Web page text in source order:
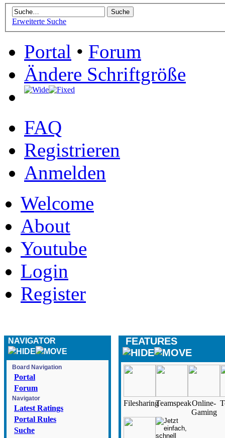
Erweiterte Suche
Portal • Forum
Ändere Schriftgröße
FAQ
Registrieren
Anmelden
Welcome
About
Youtube
Login
Register
NAVIGATOR
Board Navigation
Portal
Forum
Navigator
Latest Ratings
Portal Rules
Suche
FEATURES
FilesharingTeamspeakOnline-
Gaming